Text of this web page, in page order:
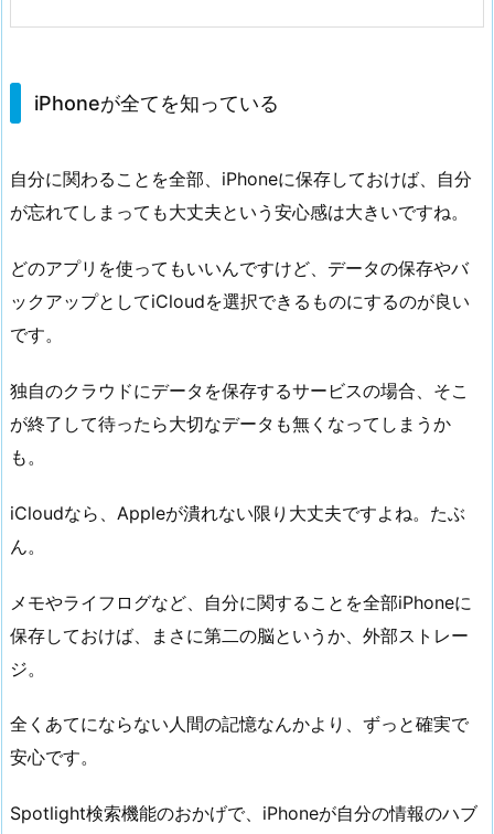
iPhoneが全てを知っている
自分に関わることを全部、iPhoneに保存しておけば、自分
が忘れてしまっても大丈夫という安心感は大きいですね。
どのアプリを使ってもいいんですけど、データの保存やバ
ックアップとしてiCloudを選択できるものにするのが良い
です。
独自のクラウドにデータを保存するサービスの場合、そこ
が終了して待ったら大切なデータも無くなってしまうか
も。
iCloudなら、Appleが潰れない限り大丈夫ですよね。たぶ
ん。
メモやライフログなど、自分に関することを全部iPhoneに
保存しておけば、まさに第二の脳というか、外部ストレー
ジ。
全くあてにならない人間の記憶なんかより、ずっと確実で
安心です。
Spotlight検索機能のおかげで、iPhoneが自分の情報のハブ